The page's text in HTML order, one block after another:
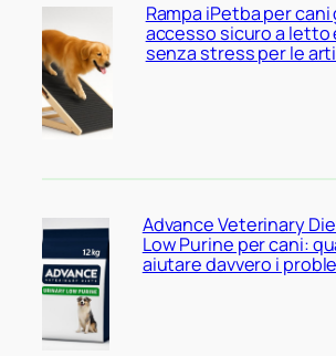
Rampa iPetba per
accesso sicuro a letto
senza stress per le
Advance Veterinary
Low Purine per cani:
aiutare davvero i